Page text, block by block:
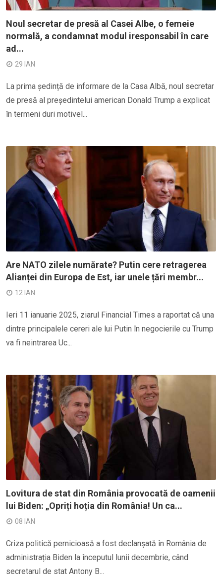
Noul secretar de presă al Casei Albe, o femeie
normală, a condamnat modul iresponsabil în care
ad...
29 IAN
La prima ședință de informare de la Casa Albă, noul secretar
de presă al președintelui american Donald Trump a explicat
în termeni duri motivel...
Are NATO zilele numărate? Putin cere retragerea
Alianței din Europa de Est, iar unele țări membr...
12 IAN
Ieri 11 ianuarie 2025, ziarul Financial Times a raportat că una
dintre principalele cereri ale lui Putin în negocierile cu Trump
va fi neintrarea Uc...
Lovitura de stat din România provocată de oamenii
lui Biden: „Opriți hoția din România! Un ca...
08 IAN
Criza politică pernicioasă a fost declanșată în România de
administrația Biden la începutul lunii decembrie, când
secretarul de stat Antony B...